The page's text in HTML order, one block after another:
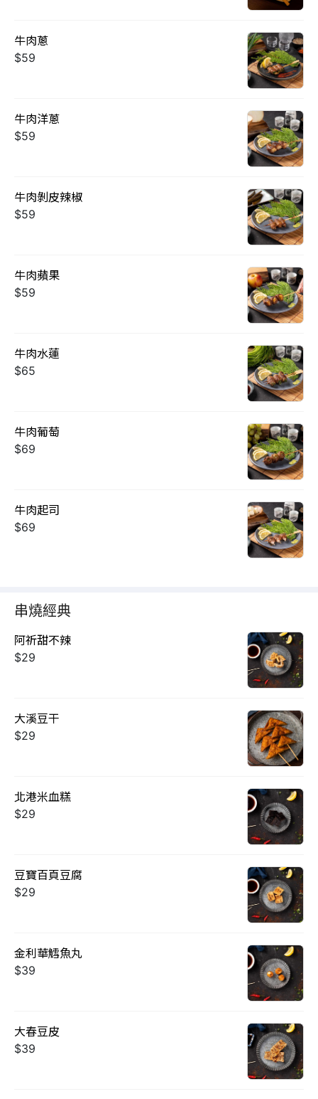
牛肉蔥
$59
牛肉洋蔥
$59
牛肉剝皮辣椒
$59
牛肉蘋果
$59
牛肉水蓮
$65
牛肉葡萄
$69
牛肉起司
$69
串燒經典
阿祈甜不辣
$29
大溪豆干
$29
北港米血糕
$29
豆寶百頁豆腐
$29
金利華鱈魚丸
$39
大春豆皮
$39